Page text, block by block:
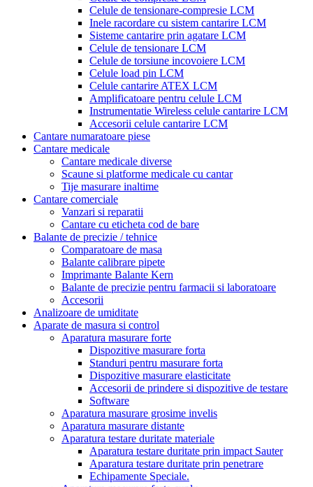
Celule de tensionare-compresie LCM
Inele racordare cu sistem cantarire LCM
Sisteme cantarire prin agatare LCM
Celule de tensionare LCM
Celule de torsiune incovoiere LCM
Celule load pin LCM
Celule cantarire ATEX LCM
Amplificatoare pentru celule LCM
Instrumentatie Wireless celule cantarire LCM
Accesorii celule cantarire LCM
Cantare numaratoare piese
Cantare medicale
Cantare medicale diverse
Scaune si platforme medicale cu cantar
Tije masurare inaltime
Cantare comerciale
Vanzari si reparatii
Cantare cu eticheta cod de bare
Balante de precizie / tehnice
Comparatoare de masa
Balante calibrare pipete
Imprimante Balante Kern
Balante de precizie pentru farmacii si laboratoare
Accesorii
Analizoare de umiditate
Aparate de masura si control
Aparatura masurare forte
Dispozitive masurare forta
Standuri pentru masurare forta
Dispozitive masurare elasticitate
Accesorii de prindere si dispozitive de testare
Software
Aparatura masurare grosime invelis
Aparatura masurare distante
Aparatura testare duritate materiale
Aparatura testare duritate prin impact Sauter
Aparatura testare duritate prin penetrare
Echipamente Speciale.